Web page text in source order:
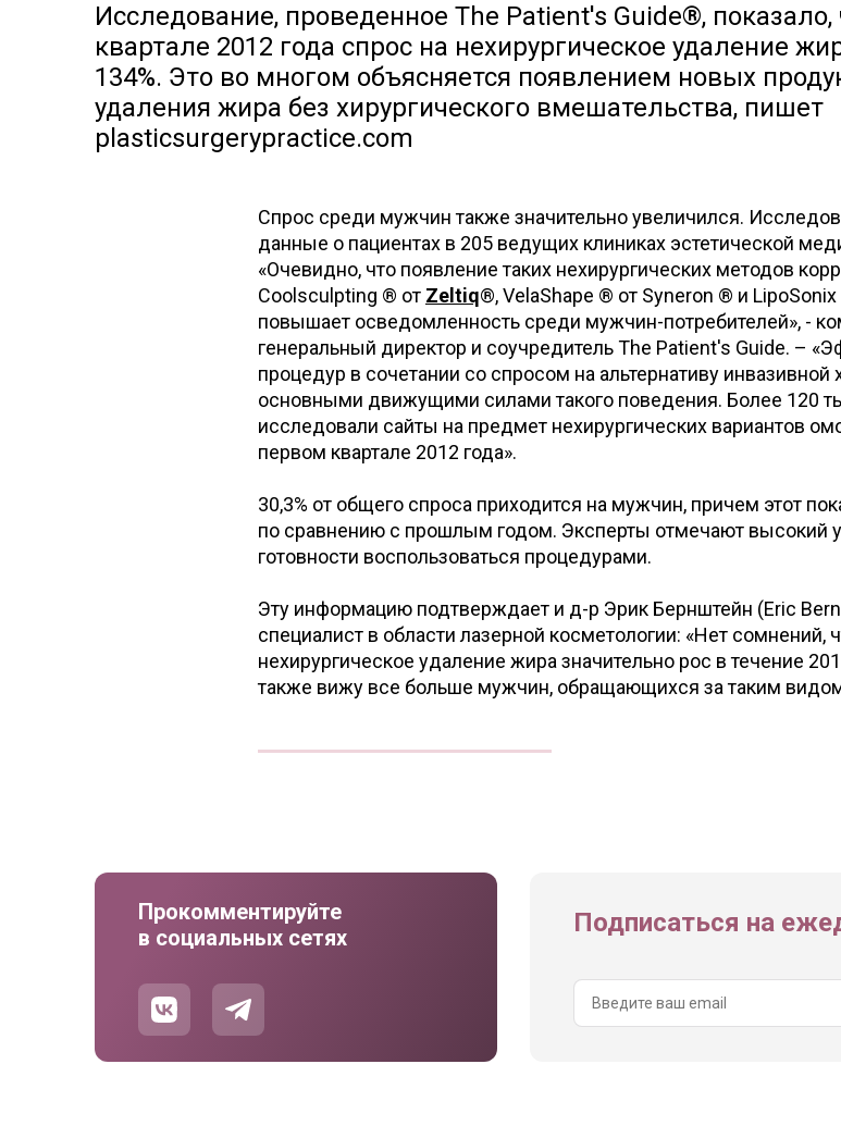
Исследование, проведенное The Patient's Guide®, показало,
квартале 2012 года спрос на нехирургическое удаление
134%. Это во многом объясняется появлением новых
удаления жира без хирургического вмешательства, пишет
plasticsurgerypractice.com
Спрос среди мужчин также значительно увеличился.
данные о пациентах в 205 ведущих клиниках эстетической
«Очевидно, что появление таких нехирургических методов
Coolsculpting ® от Zeltiq®, VelaShape ® от Syneron ® и
повышает осведомленность среди мужчин-потребителей», -
генеральный директор и соучредитель The Patient's Guide. –
процедур в сочетании со спросом на альтернативу инвазивной
основными движущими силами такого поведения. Более 120
исследовали сайты на предмет нехирургических вариантов
первом квартале 2012 года».
30,3% от общего спроса приходится на мужчин, причем этот
по сравнению с прошлым годом. Эксперты отмечают высокий
готовности воспользоваться процедурами.
Эту информацию подтверждает и д-р Эрик Бернштейн (Eric
специалист в области лазерной косметологии: «Нет сомнений,
нехирургическое удаление жира значительно рос в течение
также вижу все больше мужчин, обращающихся за таким
Прокомментируйте
в социальных сетях
Подписаться на